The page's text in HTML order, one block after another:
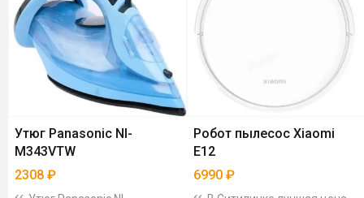
Утюг Panasonic NI-
M343VTW
2308 ₽
Робот пылесос Xiaomi
E12
6990 ₽